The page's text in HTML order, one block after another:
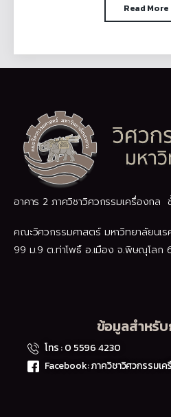
Read More
อาคาร 2 ภาควิชาวิศวกรรมเครื่องกล
คณะวิศวกรรมศาสตร์ มหาวิทยาลัยนเร
99 ม.9 ต.ท่าโพธิ์ อ.เมือง จ.พิษณุโลก
ข้อมูลสำหรั
โทร : 0 5596 4230
Facebook: ภาควิชาวิศวกรรมเ